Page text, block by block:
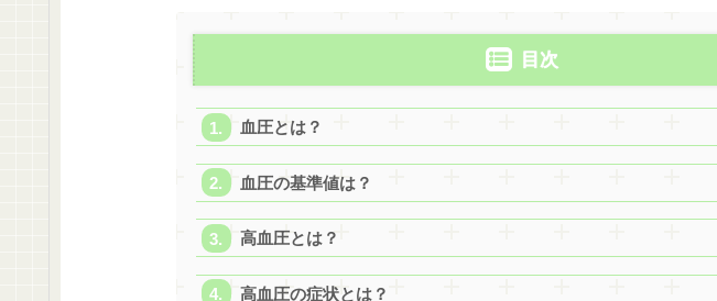
目次
血圧とは？
血圧の基準値は？
高血圧とは？
高血圧の症状とは？